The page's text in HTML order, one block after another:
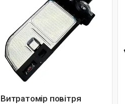
Витратомір повітря